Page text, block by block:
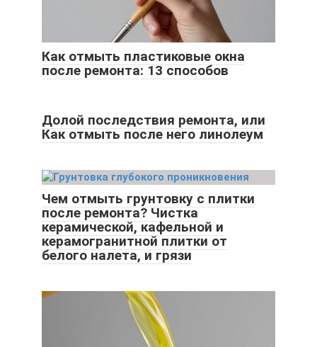
Как отмыть пластиковые окна
после ремонта: 13 способов
Долой последствия ремонта, или
Как отмыть после него линолеум
Чем отмыть грунтовку с плитки
после ремонта? Чистка
керамической, кафельной и
керамогранитной плитки от
белого налета, и грязи